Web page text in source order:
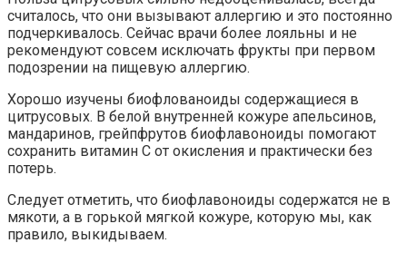
считалось, что они вызывают аллергию и это постоянно
подчеркивалось. Сейчас врачи более лояльны и не
рекомендуют совсем исключать фрукты при первом
подозрении на пищевую аллергию.
Хорошо изучены биофлованоиды содержащиеся в
цитрусовых. В белой внутренней кожуре апельсинов,
мандаринов, грейпфрутов биофлавоноиды помогают
сохранить витамин С от окисления и практически без
потерь.
Следует отметить, что биофлавоноиды содержатся не в
мякоти, а в горькой мягкой кожуре, которую мы, как
правило, выкидываем.